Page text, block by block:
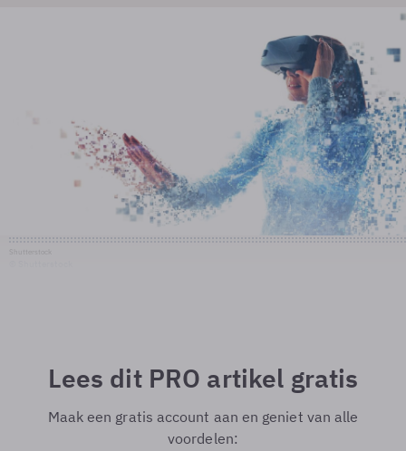
Lees dit PRO artikel gratis
Maak een gratis account aan en geniet van alle
voordelen: